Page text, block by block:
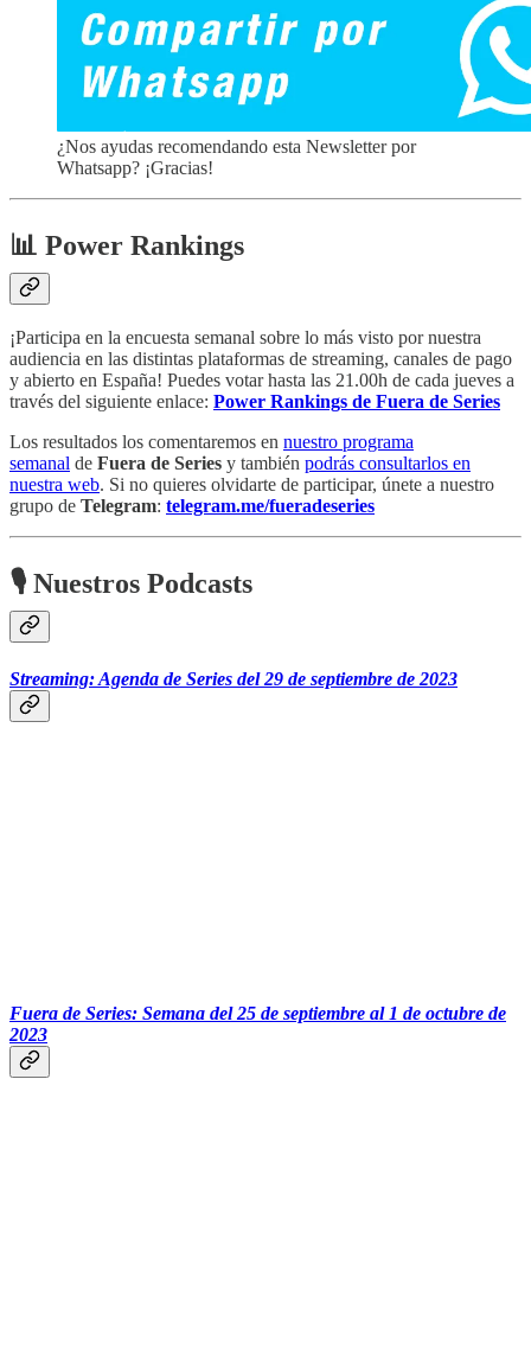
¿Nos ayudas recomendando esta Newsletter por
Whatsapp? ¡Gracias!
📊 Power Rankings
¡Participa en la encuesta semanal sobre lo más visto por nuestra
audiencia en las distintas plataformas de streaming, canales de pago
y abierto en España! Puedes votar hasta las 21.00h de cada jueves a
través del siguiente enlace: Power Rankings de Fuera de Series
Los resultados los comentaremos en nuestro programa
semanal de Fuera de Series y también podrás consultarlos en
nuestra web. Si no quieres olvidarte de participar, únete a nuestro
grupo de Telegram: telegram.me/fueradeseries
🎙 Nuestros Podcasts
Streaming: Agenda de Series del 29 de septiembre de 2023
Fuera de Series: Semana del 25 de septiembre al 1 de octubre de
2023